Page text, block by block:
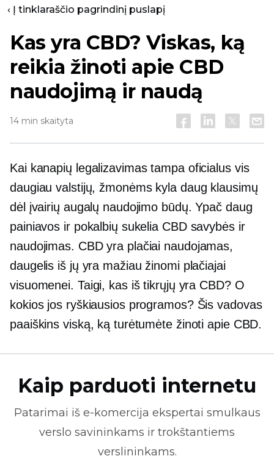
‹ Į tinklaraščio pagrindinį puslapį
Kas yra CBD? Viskas, ką
reikia žinoti apie CBD
naudojimą ir naudą
14 min skaityta
Kai kanapių legalizavimas tampa oficialus vis
daugiau valstijų, žmonėms kyla daug klausimų
dėl įvairių augalų naudojimo būdų. Ypač daug
painiavos ir pokalbių sukelia CBD savybės ir
naudojimas. CBD yra plačiai naudojamas,
daugelis iš jų yra mažiau žinomi plačiajai
visuomenei. Taigi, kas iš tikrųjų yra CBD? O
kokios jos ryškiausios programos? Šis vadovas
paaiškins viską, ką turėtumėte žinoti apie CBD.
Kaip parduoti internetu
Patarimai iš e-komercija ekspertai smulkaus
verslo savininkams ir trokštantiems
verslininkams.